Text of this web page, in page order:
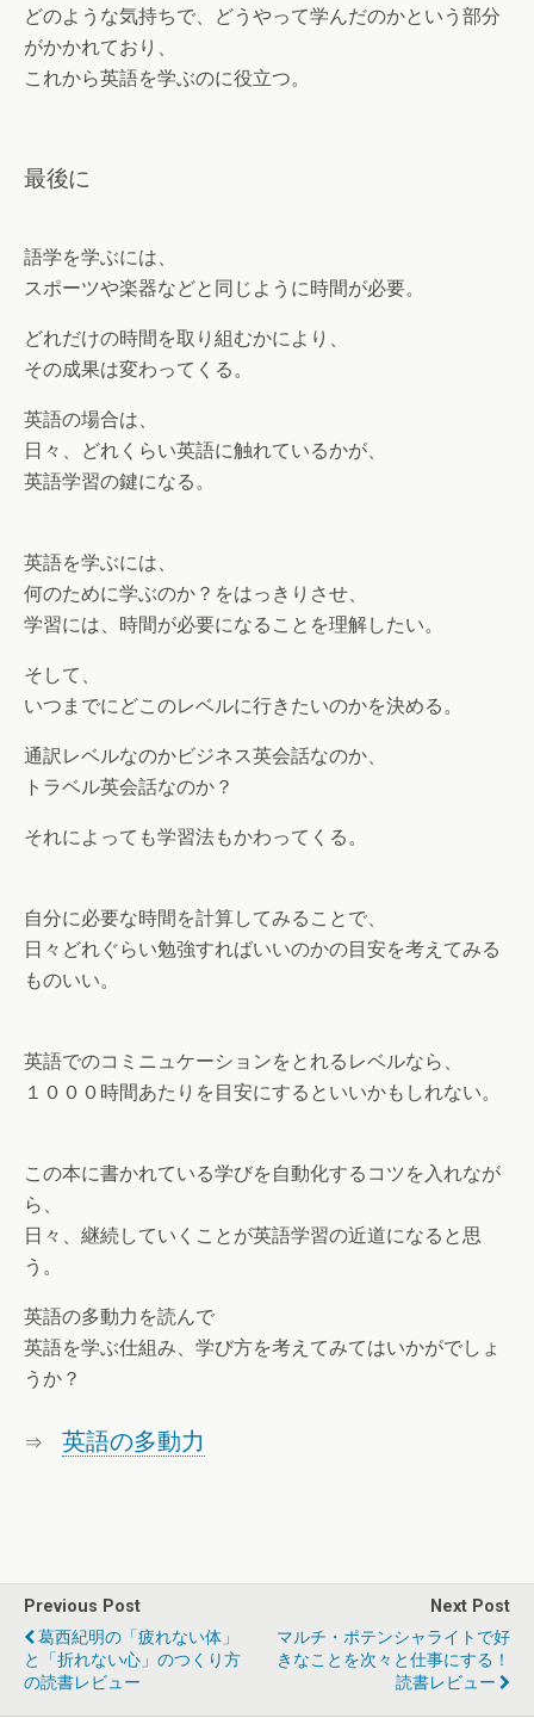
どのような気持ちで、どうやって学んだのかという部分
がかかれており、
これから英語を学ぶのに役立つ。
最後に
語学を学ぶには、
スポーツや楽器などと同じように時間が必要。
どれだけの時間を取り組むかにより、
その成果は変わってくる。
英語の場合は、
日々、どれくらい英語に触れているかが、
英語学習の鍵になる。
英語を学ぶには、
何のために学ぶのか？をはっきりさせ、
学習には、時間が必要になることを理解したい。
そして、
いつまでにどこのレベルに行きたいのかを決める。
通訳レベルなのかビジネス英会話なのか、
トラベル英会話なのか？
それによっても学習法もかわってくる。
自分に必要な時間を計算してみることで、
日々どれぐらい勉強すればいいのかの目安を考えてみる
ものいい。
英語でのコミニュケーションをとれるレベルなら、
１０００時間あたりを目安にするといいかもしれない。
この本に書かれている学びを自動化するコツを入れなが
ら、
日々、継続していくことが英語学習の近道になると思
う。
英語の多動力を読んで
英語を学ぶ仕組み、学び方を考えてみてはいかがでしょ
うか？
⇒ 英語の多動力
Previous Post
葛西紀明の「疲れない体」
と「折れない心」のつくり方
の読書レビュー
Next Post
マルチ・ポテンシャライトで好
きなことを次々と仕事にする！
読書レビュー